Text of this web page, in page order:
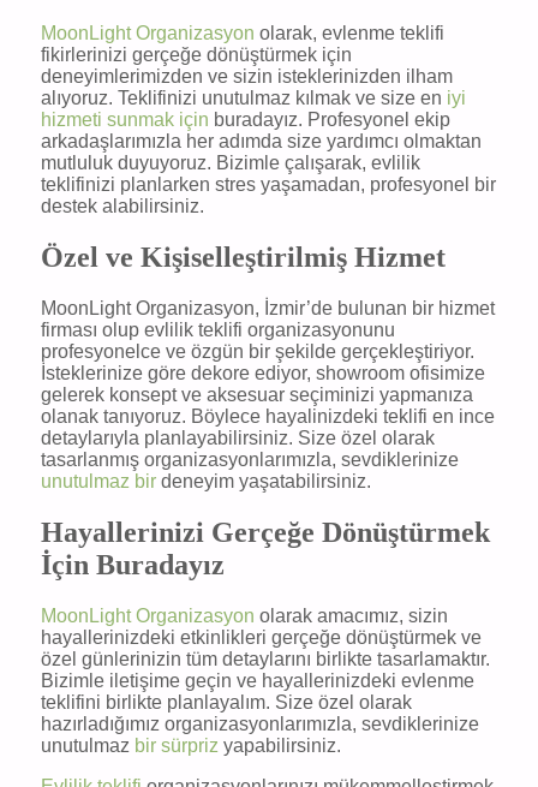
MoonLight Organizasyon olarak, evlenme teklifi
fikirlerinizi gerçeğe dönüştürmek için
deneyimlerimizden ve sizin isteklerinizden ilham
alıyoruz. Teklifinizi unutulmaz kılmak ve size en iyi
hizmeti sunmak için buradayız. Profesyonel ekip
arkadaşlarımızla her adımda size yardımcı olmaktan
mutluluk duyuyoruz. Bizimle çalışarak, evlilik
teklifinizi planlarken stres yaşamadan, profesyonel bir
destek alabilirsiniz.
Özel ve Kişiselleştirilmiş Hizmet
MoonLight Organizasyon, İzmir’de bulunan bir hizmet
firması olup evlilik teklifi organizasyonunu
profesyonelce ve özgün bir şekilde gerçekleştiriyor.
İsteklerinize göre dekore ediyor, showroom ofisimize
gelerek konsept ve aksesuar seçiminizi yapmanıza
olanak tanıyoruz. Böylece hayalinizdeki teklifi en ince
detaylarıyla planlayabilirsiniz. Size özel olarak
tasarlanmış organizasyonlarımızla, sevdiklerinize
unutulmaz birdeneyim yaşatabilirsiniz.
Hayallerinizi Gerçeğe Dönüştürmek
İçin Buradayız
MoonLight Organizasyon olarak amacımız, sizin
hayallerinizdeki etkinlikleri gerçeğe dönüştürmek ve
özel günlerinizin tüm detaylarını birlikte tasarlamaktır.
Bizimle iletişime geçin ve hayallerinizdeki evlenme
teklifini birlikte planlayalım. Size özel olarak
hazırladığımız organizasyonlarımızla, sevdiklerinize
unutulmaz bir sürpriz yapabilirsiniz.